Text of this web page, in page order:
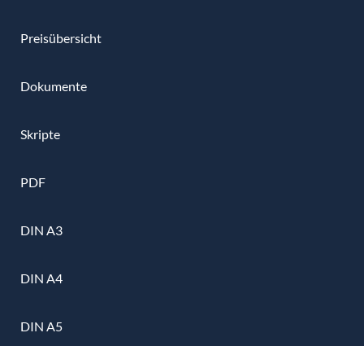
Preisübersicht
Dokumente
Skripte
PDF
DIN A3
DIN A4
DIN A5